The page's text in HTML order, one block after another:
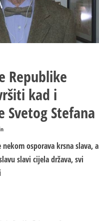
Republike
kad i
Svetog Stefana
osporava krsna slava, a
slavi cijela država, svi